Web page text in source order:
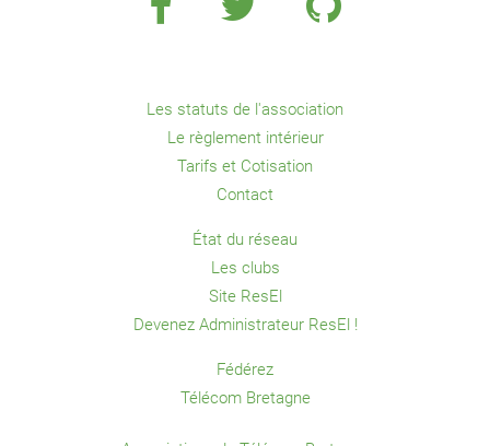
Les statuts de l'association
Le règlement intérieur
Tarifs et Cotisation
Contact
État du réseau
Les clubs
Site ResEl
Devenez Administrateur ResEl !
Fédérez
Télécom Bretagne